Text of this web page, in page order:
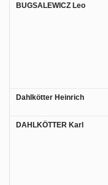
BUGSALEWICZ Leo
Dahlkötter Heinrich
DAHLKÖTTER Karl